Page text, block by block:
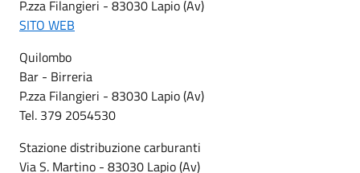
P.zza Filangieri - 83030 Lapio (Av)
SITO WEB
Quilombo
Bar - Birreria
P.zza Filangieri - 83030 Lapio (Av)
Tel. 379 2054530
Stazione distribuzione carburanti
Via S. Martino - 83030 Lapio (Av)